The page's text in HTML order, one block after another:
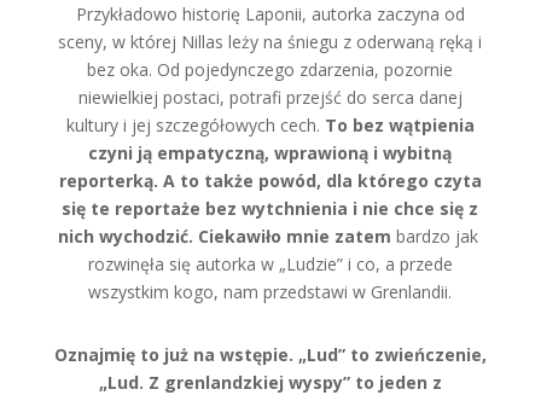
Przykładowo historię Laponii, autorka zaczyna od
sceny, w której Nillas leży na śniegu z oderwaną ręką i
bez oka. Od pojedynczego zdarzenia, pozornie
niewielkiej postaci, potrafi przejść do serca danej
kultury i jej szczegółowych cech. To bez wątpienia
czyni ją empatyczną, wprawioną i wybitną
reporterką. A to także powód, dla którego czyta
się te reportaże bez wytchnienia i nie chce się z
nich wychodzić. Ciekawiło mnie zatem bardzo jak
rozwinęła się autorka w „Ludzie” i co, a przede
wszystkim kogo, nam przedstawi w Grenlandii.
Oznajmię to już na wstępie. „Lud” to zwieńczenie,
„Lud. Z grenlandzkiej wyspy” to jeden z